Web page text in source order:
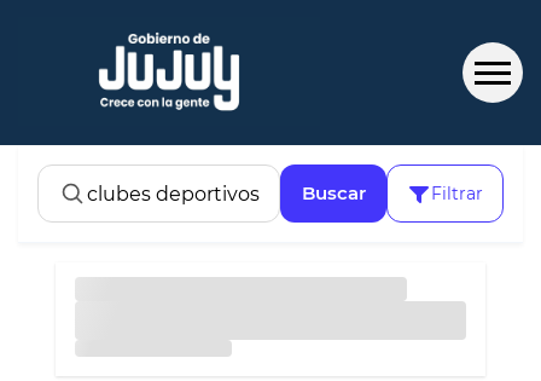
Buscar Filtrar